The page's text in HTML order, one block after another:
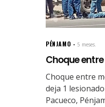
PÉNJAMO 5 meses.
Choque
Choque entre
deja 1
Pacueco,